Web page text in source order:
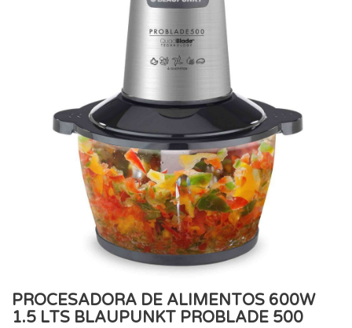
PROCESADORA DE ALIMENTOS 600W
1.5 LTS BLAUPUNKT PROBLADE 500